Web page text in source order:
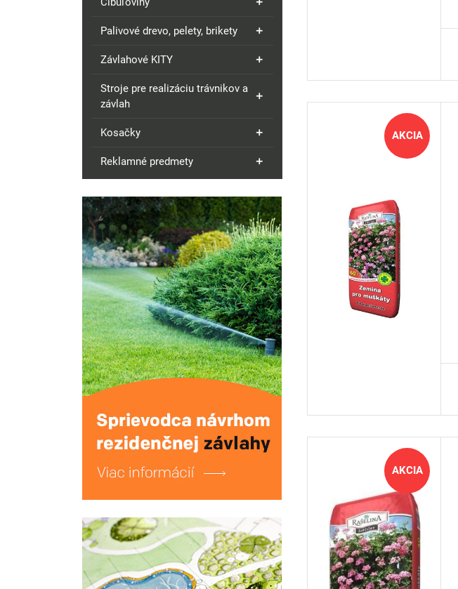
Palivové drevo, pelety, brikety
Závlahové KITY
Stroje pre realizáciu trávnikov a
závlah
Kosačky
Reklamné predmety
AKCIA
AKCIA